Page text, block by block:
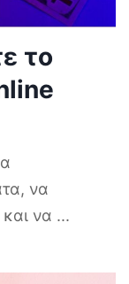
το
να
να ...